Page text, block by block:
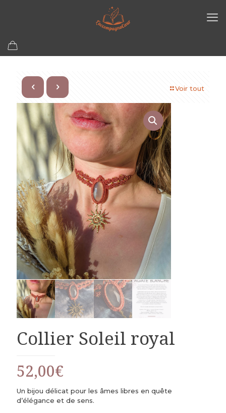
Voir tout
Collier Soleil royal
52,00€
Un bijou délicat pour les âmes libres en quête
d’élégance et de sens.